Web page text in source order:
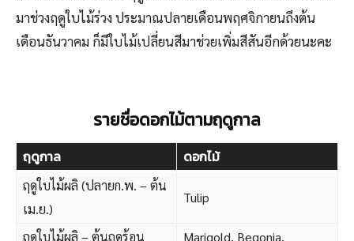
มาช่วงฤดูใบไม้ร่วง ประมาณปลายเดือนพฤศจิกายนถึงต้น
เดือนธันวาคม ก็มีใบไม้เปลี่ยนสีมาช่วยเพิ่มสีสันอีกด้วยนะคะ
รายชื่อดอกไม้ตามฤดูกาล
ฤดูกาล ดอกไม้
ฤดูใบไม้ผลิ (ปลายก.พ. – ต้น
เม.ย.)
Tulip
ฤดูใบไม้ผลิ – ต้นฤดูร้อน Marigold, Begonia,